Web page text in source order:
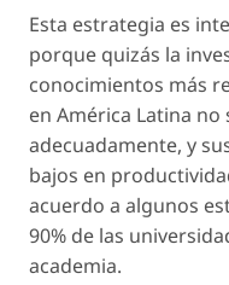
Esta estrategia es
porque quizás la
conocimientos más
en América Latina no
adecuadamente, y
bajos en
acuerdo a algunos
90% de las
academia.